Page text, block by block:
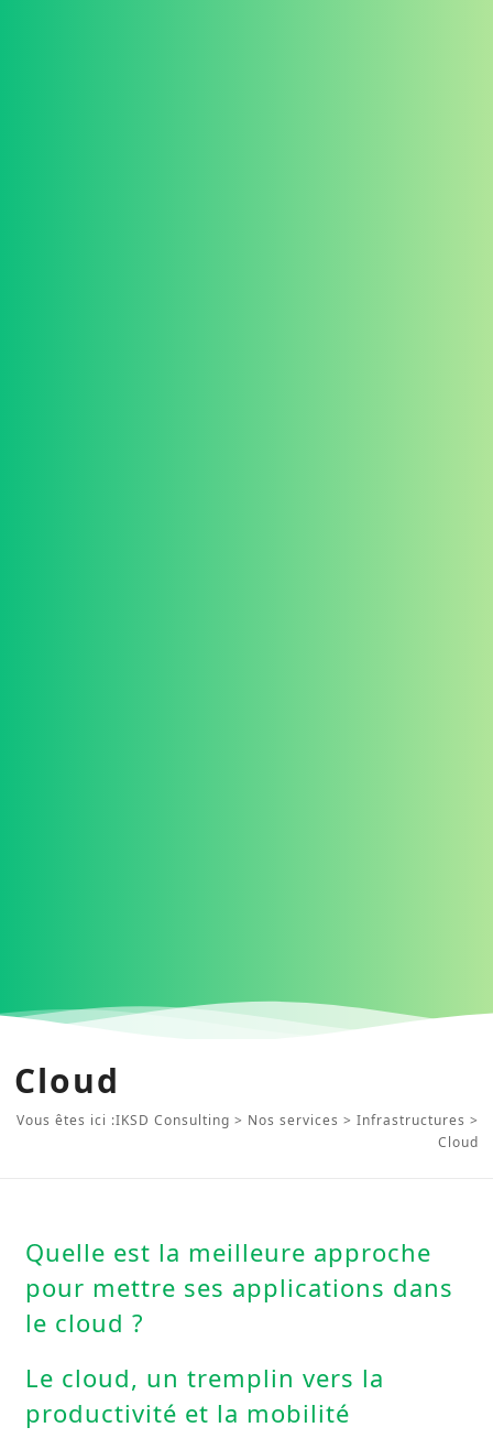
Cloud
Vous êtes ici :IKSD Consulting > Nos services > Infrastructures >
Cloud
Quelle est la meilleure approche
pour mettre ses applications dans
le cloud ?
Le cloud, un tremplin vers la
productivité et la mobilité